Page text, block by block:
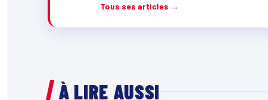
Tous ses articles →
À LIRE AUSSI